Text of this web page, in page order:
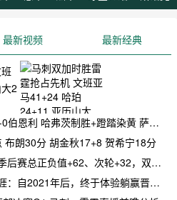
最新视频 最新经典
2
利 哈弗茨制胜+蹬踏染黄 萨卡献助攻
布朗30分 胡金秋17+8 贺希宁18分
负值+62、次轮+32，双数据领跑骑士全队
自2021年后，终于体验躺赢晋级滋味